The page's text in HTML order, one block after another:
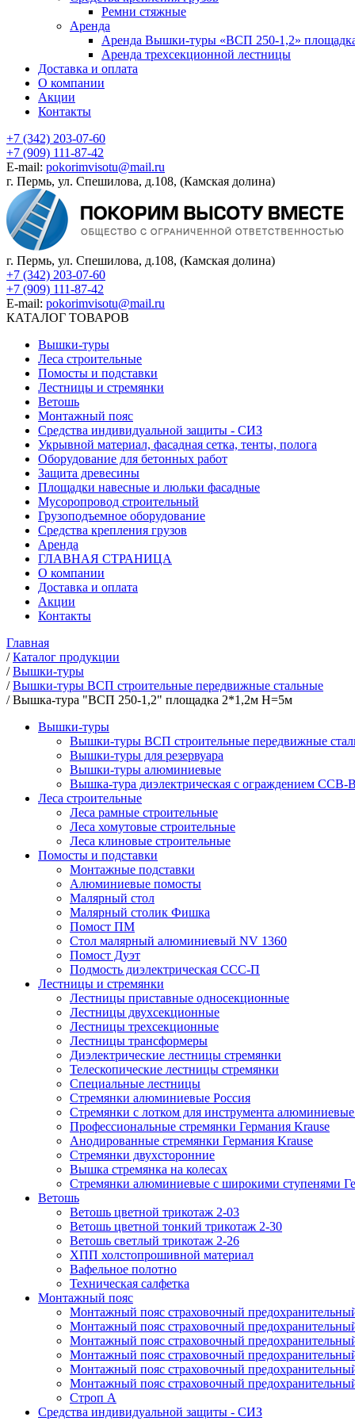
Ремни стяжные
Аренда
Аренда Вышки-туры «ВСП 250-1,2»
Аренда трехсекционной лестницы
Доставка и оплата
О компании
Акции
Контакты
+7 (342) 203-07-60
+7 (909) 111-87-42
E-mail: pokorimvisotu@mail.ru
г. Пермь, ул. Спешилова, д.108, (Камская долина)
г. Пермь, ул. Спешилова, д.108, (Камская долина)
+7 (342) 203-07-60
+7 (909) 111-87-42
E-mail: pokorimvisotu@mail.ru
КАТАЛОГ ТОВАРОВ
Вышки-туры
Леса строительные
Помосты и подставки
Лестницы и стремянки
Ветошь
Монтажный пояс
Средства индивидуальной защиты - СИЗ
Укрывной материал, фасадная сетка, тенты, полога
Оборудование для бетонных работ
Защита древесины
Площадки навесные и люльки фасадные
Мусоропровод строительный
Грузоподъемное оборудование
Средства крепления грузов
Аренда
ГЛАВНАЯ СТРАНИЦА
О компании
Доставка и оплата
Акции
Контакты
Главная
/Каталог продукции
/Вышки-туры
/Вышки-туры ВСП строительные передвижные стальные
/Вышка-тура "ВСП 250-1,2" площадка 2*1,2м Н=5м
Вышки-туры
Вышки-туры ВСП строительные передвижные
Вышки-туры для резервуара
Вышки-туры алюминиевые
Вышка-тура диэлектрическая с ограждением ССВ-В
Леса строительные
Леса рамные строительные
Леса хомутовые строительные
Леса клиновые строительные
Помосты и подставки
Монтажные подставки
Алюминиевые помосты
Малярный стол
Малярный столик Фишка
Помост ПМ
Стол малярный алюминиевый NV 1360
Помост Дуэт
Подмость диэлектрическая ССС-П
Лестницы и стремянки
Лестницы приставные односекционные
Лестницы двухсекционные
Лестницы трехсекционные
Лестницы трансформеры
Диэлектрические лестницы стремянки
Телескопические лестницы стремянки
Специальные лестницы
Стремянки алюминиевые Россия
Стремянки c лотком для инструмента
Профессиональные стремянки Германия Krause
Анодированные стремянки Германия Krause
Стремянки двухсторонние
Вышка стремянка на колесах
Стремянки алюминиевые c широкими ступенями
Ветошь
Ветошь цветной трикотаж 2-03
Ветошь цветной тонкий трикотаж 2-30
Ветошь светлый трикотаж 2-26
ХПП холстопрошивной материал
Вафельное полотно
Техническая салфетка
Монтажный пояс
Монтажный пояс страховочный
Монтажный пояс страховочный
Монтажный пояс страховочный
Монтажный пояс страховочный
Монтажный пояс страховочный
Монтажный пояс страховочный
Строп А
Средства индивидуальной защиты - СИЗ